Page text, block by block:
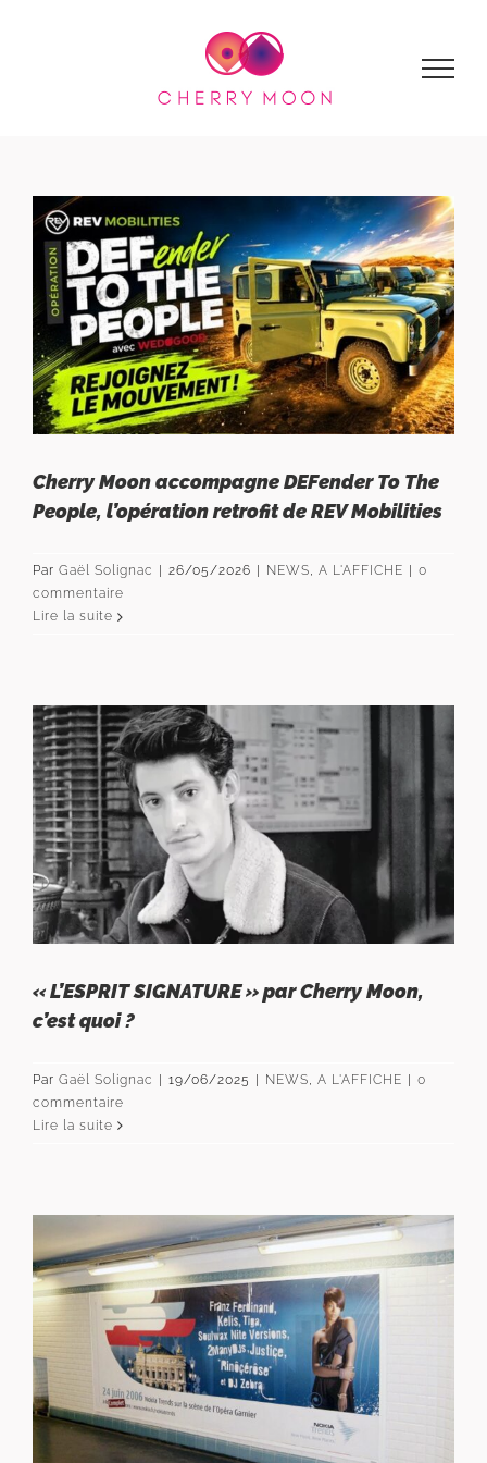
Cherry Moon accompagne DEFender To The
People, l’opération retrofit de REV Mobilities
Par Gaël Solignac 26/05/2026 NEWS, A L'AFFICHE
0
commentaire
Lire la suite
« L’ESPRIT SIGNATURE » par Cherry Moon,
c’est quoi ?
Par Gaël Solignac | 19/06/2025 | NEWS A L'AFFICHE | 0
commentaire
Lire la suite